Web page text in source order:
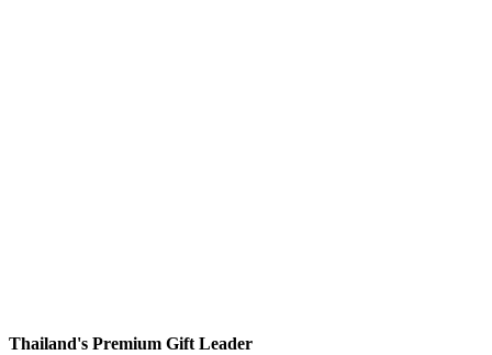
Thailand's Premium Gift Leader